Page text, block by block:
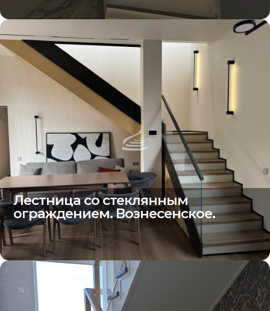
Лестница со стеклянным
ограждением. Вознесенское.